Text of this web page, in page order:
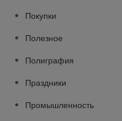
Покупки
Полезное
Полиграфия
Праздники
Промышленность